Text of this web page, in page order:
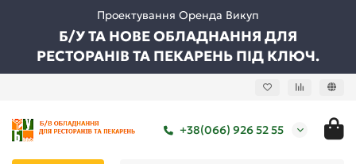
Проектування Оренда Викуп
Б/У ТА НОВЕ ОБЛАДНАННЯ ДЛЯ
РЕСТОРАНІВ ТА ПЕКАРЕНЬ ПІД КЛЮЧ.
+38(066) 926 52 55